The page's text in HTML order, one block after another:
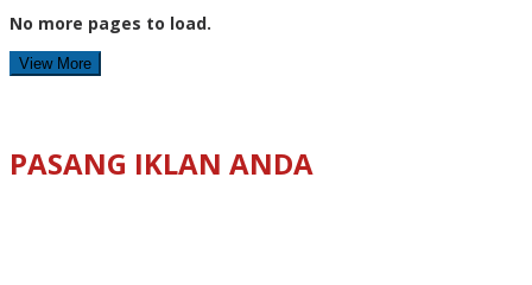
No more pages to load.
View More
PASANG IKLAN ANDA